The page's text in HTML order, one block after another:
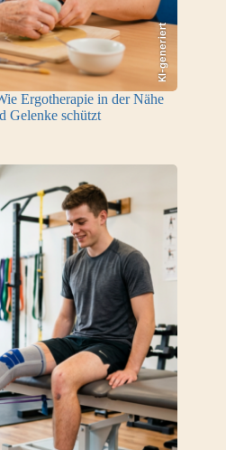
KI-generiert
Ergotherapie in der Nähe
Gelenke schützt